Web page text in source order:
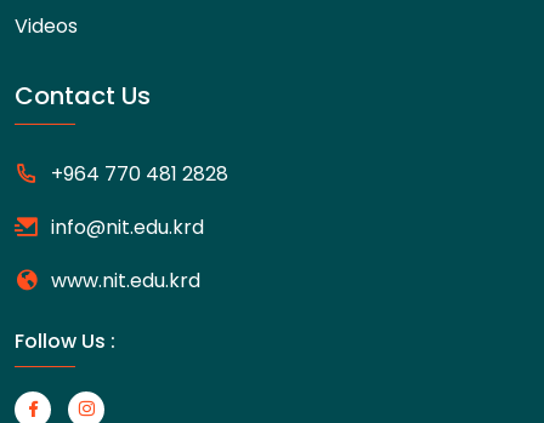
Videos
Contact Us
+964 770 481 2828
info@nit.edu.krd
www.nit.edu.krd
Follow Us :